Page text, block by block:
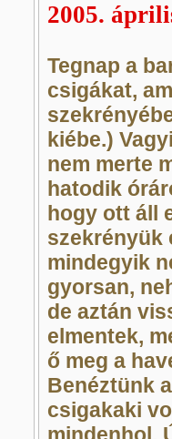
2005.
Tegnap a
csigákat,
kiébe.)
nem merte
hatodik
hogy ott áll
szekrényük
mindegyik
gyorsan,
de aztán
elmentek,
ő meg a
Benéztünk
csigakaki